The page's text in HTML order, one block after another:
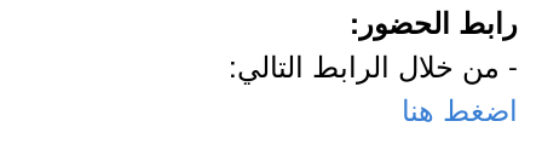
رابط الحضور:
- من خلال الرابط التالي:
اضغط هنا